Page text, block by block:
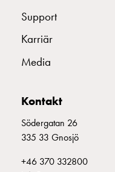
Karriär
tjänster
Intresseanmälan
jobbar
GARO
Produkter
Support
Karriär
Media
Kontakt
Södergatan 26
335 33 Gnosjö
+46 370 332800